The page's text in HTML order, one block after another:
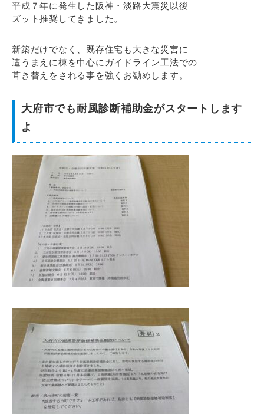
平成７年に発生した阪神・淡路大震災以後
ズット推奨してきました。
新築だけでなく、既存住宅も大きな災害に
遭うまえに棟を中心にガイドライン工法での
葺き替えをされる事を強くお勧めします。
大府市でも耐風診断補助金がスタートします
よ